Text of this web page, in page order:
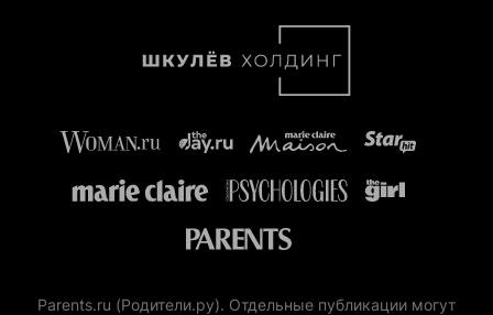
Parents.ru (Родители.ру). Отдельные публикации могут